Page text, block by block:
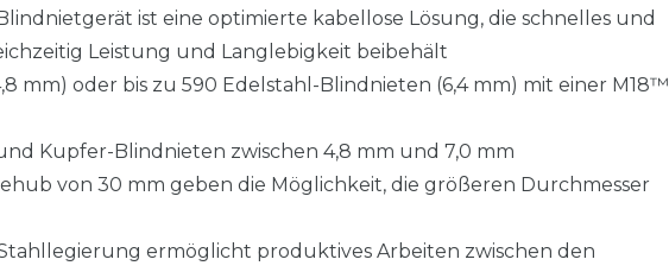
ist eine optimierte kabellose Lösung, die schnelles und
Leistung und Langlebigkeit beibehält
mm) oder bis zu 590 Edelstahl-Blindnieten (6,4 mm) mit einer M18™
Kupfer-Blindnieten zwischen 4,8 mm und 7,0 mm
von 30 mm geben die Möglichkeit, die größeren Durchmesser
ermöglicht produktives Arbeiten zwischen den